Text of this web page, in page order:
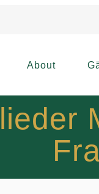
About